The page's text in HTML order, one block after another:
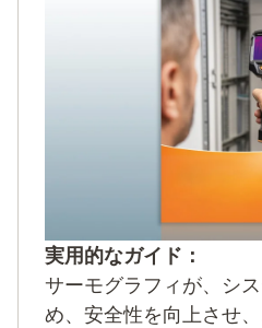
実用的なガイド：
サーモグラフィが、シ
め、安全性を向上させ